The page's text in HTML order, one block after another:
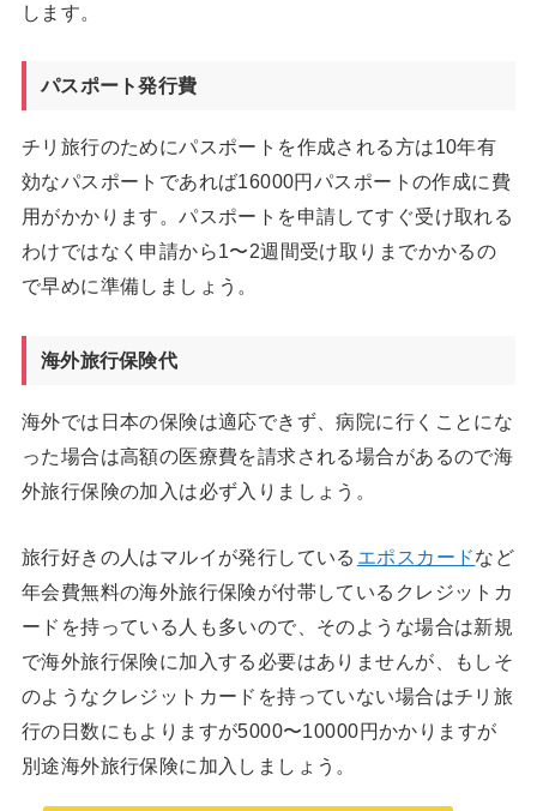
します。
パスポート発行費
チリ旅行のためにパスポートを作成される方は10年有
効なパスポートであれば16000円パスポートの作成に費
用がかかります。パスポートを申請してすぐ受け取れる
わけではなく申請から1〜2週間受け取りまでかかるの
で早めに準備しましょう。
海外旅行保険代
海外では日本の保険は適応できず、病院に行くことにな
った場合は高額の医療費を請求される場合があるので海
外旅行保険の加入は必ず入りましょう。
旅行好きの人はマルイが発行している エポスカードなど
年会費無料の海外旅行保険が付帯しているクレジットカ
ードを持っている人も多いので、そのような場合は新規
で海外旅行保険に加入する必要はありませんが、もしそ
のようなクレジットカードを持っていない場合はチリ旅
行の日数にもよりますが5000〜10000円かかりますが
別途海外旅行保険に加入しましょう。